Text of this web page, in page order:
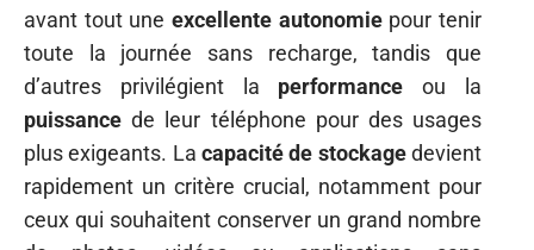
avant tout une excellente autonomiepour tenir
toute la journée sans recharge, tandis que
d’autres privilégient la performance ou la
puissance de leur téléphone pour des usages
plus exigeants. La capacité de stockagedevient
rapidement un critère crucial, notamment pour
ceux qui souhaitent conserver un grand nombre